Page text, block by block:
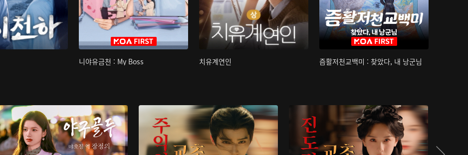
니야유금천 : My Boss 치유계연인 즘활저천교백미 : 찾았다, 내 낭군님